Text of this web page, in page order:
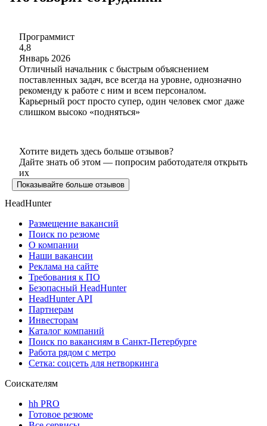
Программист
4,8
Январь 2026
Отличный начальник с быстрым объяснением
поставленных задач, все всегда на уровне, однозначно
рекоменду к работе с ним и всем персоналом.
Карьерный рост просто супер, один человек смог даже
слишком высоко «подняться»
Хотите видеть здесь больше отзывов?
Дайте знать об этом — попросим работодателя открыть
их
Показывайте больше отзывов
HeadHunter
Размещение вакансий
Поиск по резюме
О компании
Наши вакансии
Реклама на сайте
Требования к ПО
Безопасный HeadHunter
HeadHunter API
Партнерам
Инвесторам
Каталог компаний
Поиск по вакансиям в Санкт-Петербурге
Работа рядом с метро
Сетка: соцсеть для нетворкинга
Соискателям
hh PRO
Готовое резюме